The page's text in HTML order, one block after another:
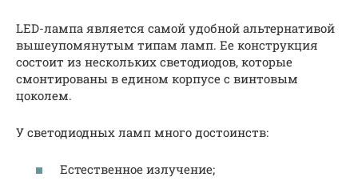
LED-лампа является самой удобной альтернативой
вышеупомянутым типам ламп. Ее конструкция
состоит из нескольких светодиодов, которые
смонтированы в едином корпусе с винтовым
цоколем.
У светодиодных ламп много достоинств:
Естественное излучение;